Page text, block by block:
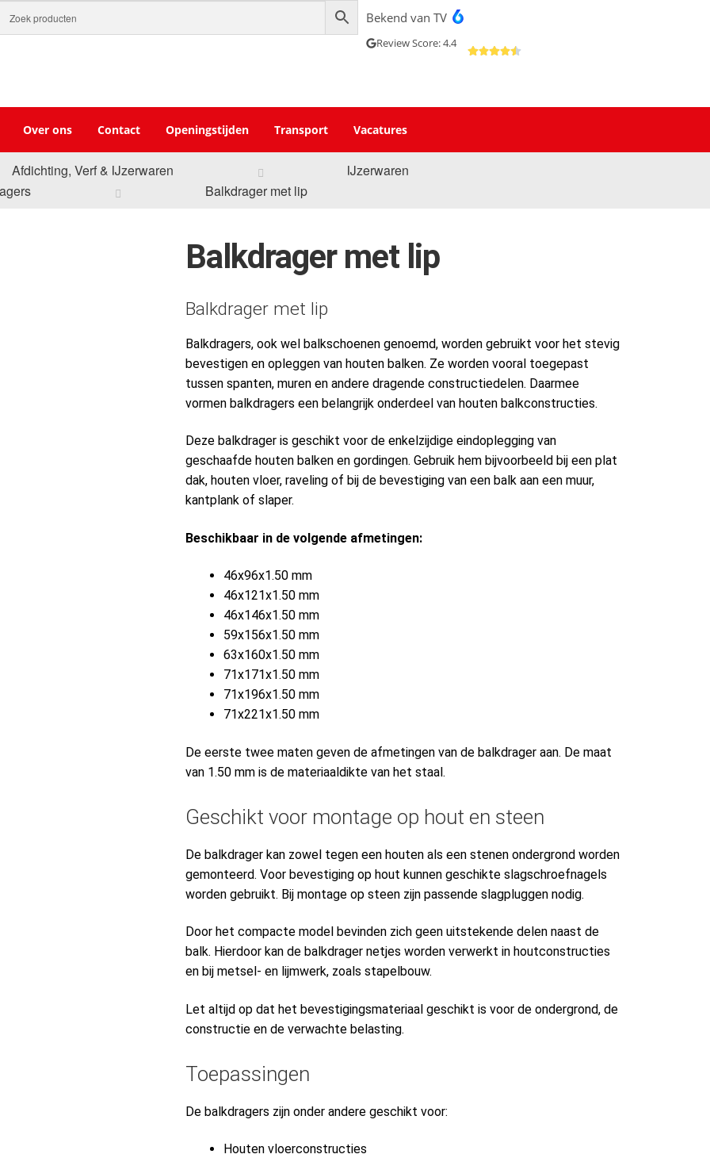
Bekend van TV
Review Score: 4.4
Over ons Contact Openingstijden Transport Vacatures
Afdichting, Verf & IJzerwaren
IJzerwaren
Balkdrager met lip
Balkdrager met lip
Balkdrager met lip
Balkdragers, ook wel balkschoenen genoemd, worden gebruikt voor het stevig
bevestigen en opleggen van houten balken. Ze worden vooral toegepast
tussen spanten, muren en andere dragende constructiedelen. Daarmee
vormen balkdragers een belangrijk onderdeel van houten balkconstructies.
Deze balkdrager is geschikt voor de enkelzijdige eindoplegging van
geschaafde houten balken en gordingen. Gebruik hem bijvoorbeeld bij een plat
dak, houten vloer, raveling of bij de bevestiging van een balk aan een muur,
kantplank of slaper.
Beschikbaar in de volgende afmetingen:
46x96x1.50 mm
46x121x1.50 mm
46x146x1.50 mm
59x156x1.50 mm
63x160x1.50 mm
71x171x1.50 mm
71x196x1.50 mm
71x221x1.50 mm
De eerste twee maten geven de afmetingen van de balkdrager aan. De maat
van 1.50 mm is de materiaaldikte van het staal.
Geschikt voor montage op hout en steen
De balkdrager kan zowel tegen een houten als een stenen ondergrond worden
gemonteerd. Voor bevestiging op hout kunnen geschikte slagschroefnagels
worden gebruikt. Bij montage op steen zijn passende slagpluggen nodig.
Door het compacte model bevinden zich geen uitstekende delen naast de
balk. Hierdoor kan de balkdrager netjes worden verwerkt in houtconstructies
en bij metsel- en lijmwerk, zoals stapelbouw.
Let altijd op dat het bevestigingsmateriaal geschikt is voor de ondergrond, de
constructie en de verwachte belasting.
Toepassingen
De balkdragers zijn onder andere geschikt voor:
Houten vloerconstructies